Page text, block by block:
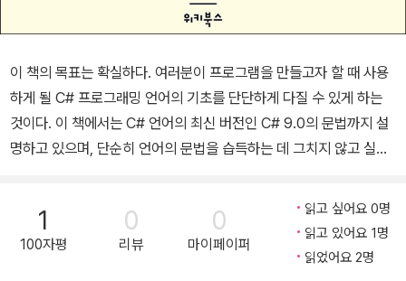
이 책의 목표는 확실하다. 여러분이 프로그램을 만들고자 할 때 사용
하게 될 C# 프로그래밍 언어의 기초를 단단하게 다질 수 있게 하는
것이다. 이 책에서는 C# 언어의 최신 버전인 C# 9.0의 문법까지 설
명하고 있으며, 단순히 언어의 문법을 습득하는 데 그치지 않고 실제
에 대한 다음과 같은 내용을 추가했다. ◎ 코딩 편의성 개선: 레코드,
대상으로 형식화된 new 식, 최상위 문 등 ◎ 고급 사용자를 위한 문
1
100자평
0
리뷰
0
마이페이퍼
읽고 싶어요 0명
읽고 있어요 1명
읽었어요 2명